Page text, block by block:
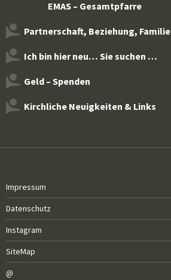
EMAS – Gesamtpfarre
Partnerschaft, Beziehung, Familie
Ich bin hier neu… Sie suchen …
Geld – Spenden
Kirchliche Neuigkeiten & Links
Impressum
Datenschutz
Instagram
SiteMap
@